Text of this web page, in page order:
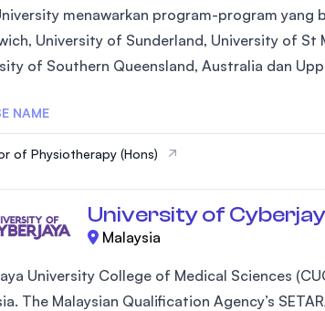
SEGi University Kota
Management and Science
menawarkan program-program
University of Sunderland, University of
of Southern Queensland, Australia dan
NAME
of Physiotherapy (Hons)
University of
Malaysia
University College of Medical Sciences
The Malaysian Qualification Agency’s